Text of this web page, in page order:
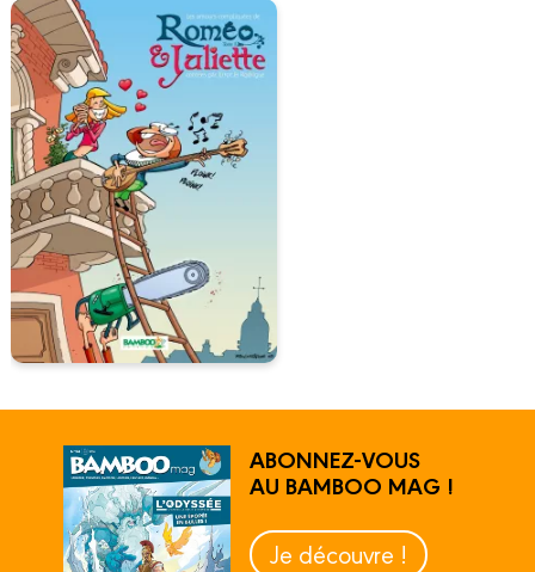
ABONNEZ-VOUS
AU BAMBOO MAG !
Je découvre !